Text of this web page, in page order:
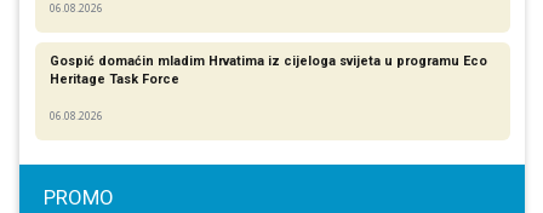
06.08.2026
Gospić domaćin mladim Hrvatima iz cijeloga svijeta u programu Eco
Heritage Task Force
06.08.2026
PROMO